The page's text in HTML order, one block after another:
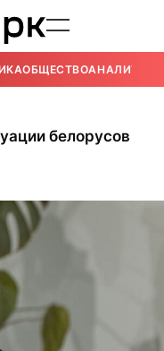
ОБЩЕСТВОАНАЛИТИКА
белорусов